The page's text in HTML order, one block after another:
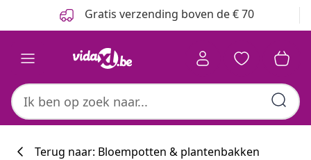
Gratis verzending boven de € 70
Terug naar: Bloempotten & plantenbakken